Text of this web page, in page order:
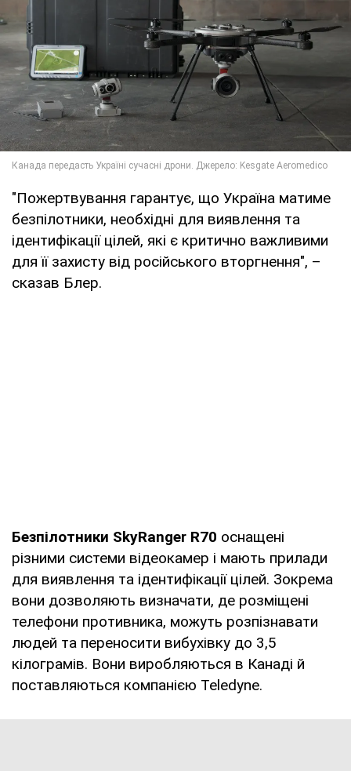
"Пожертвування гарантує, що Україна матиме
безпілотники, необхідні для виявлення та
ідентифікації цілей, які є критично важливими
для її захисту від російського вторгнення", –
сказав Блер.
Безпілотники SkyRanger R70 оснащені
різними системи відеокамер і мають прилади
для виявлення та ідентифікації цілей. Зокрема
вони дозволяють визначати, де розміщені
телефони противника, можуть розпізнавати
людей та переносити вибухівку до 3,5
кілограмів. Вони виробляються в Канаді й
поставляються компанією Teledyne.